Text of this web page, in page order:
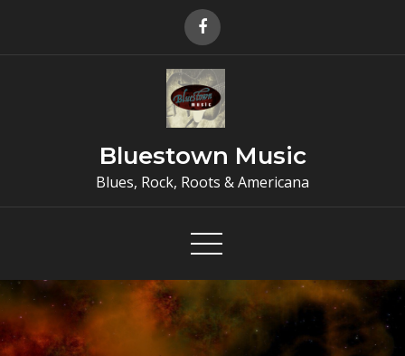
Bluestown Music
Blues, Rock, Roots & Americana